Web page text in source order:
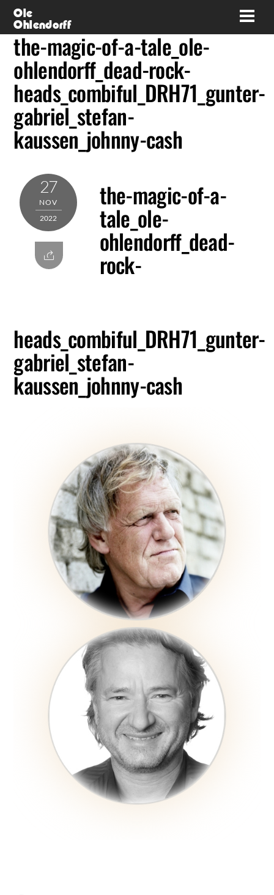
Skip
content
Ole
Ohlendorff
the-magic-of-a-tale_ole-
ohlendorff_dead-rock-
heads_combiful_DRH71_gunter-
gabriel_stefan-
kaussen_johnny-cash
27
NOV
2022
the-magic-of-a-
tale_ole-
ohlendorff_dead-
rock-
heads_combiful_DRH71_gunter-
gabriel_stefan-
kaussen_johnny-cash